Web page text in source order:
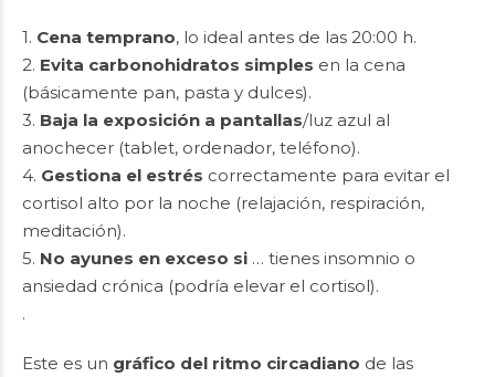
1. Cena temprano, lo ideal antes de las 20:00 h.
2. Evita carbonohidratos simples en la cena
(básicamente pan, pasta y dulces).
3. Baja la exposición a pantallas/luz azul al
anochecer (tablet, ordenador, teléfono).
4. Gestiona el estrés correctamente para evitar el
cortisol alto por la noche (relajación, respiración,
meditación).
5. No ayunes en exceso si … tienes insomnio o
ansiedad crónica (podría elevar el cortisol).
.
Este es un gráfico del ritmo circadiano de las